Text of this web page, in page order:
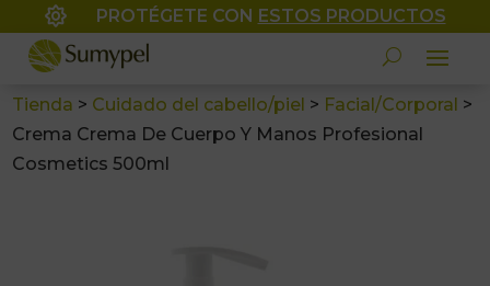
 PROTÉGETE CON ESTOS PRODUCTOS
Tienda > Cuidado del cabello/piel > Facial/Corporal >
Crema Crema De Cuerpo Y Manos Profesional
Cosmetics 500ml